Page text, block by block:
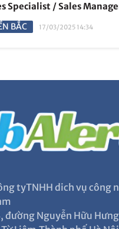
Specialist / Sales
BẮC 17/03/2025 14:34
tyTNHH dich vụ công
đường Nguyễn Hữu